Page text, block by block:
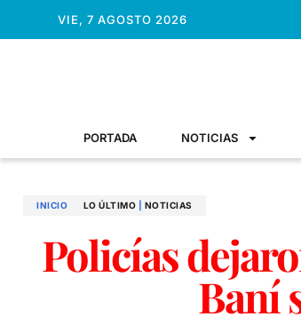
VIE, 7 AGOSTO 2026
PORTADA NOTICIAS
INICIO LO ÚLTIMO NOTICIAS
Policías
Baní